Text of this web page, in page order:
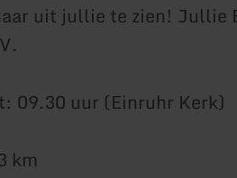
uit jullie te zien! Jullie
09.30 uur (Einruhr Kerk)
km